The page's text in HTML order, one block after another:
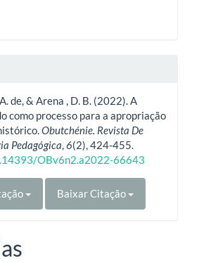
de, & Arena , D. B. (2022). A
como processo para a apropriação
Obutchénie. Revista De
Pedagógica,6(2), 424-455.
OBv6n2.a2022-66643
Baixar Citação